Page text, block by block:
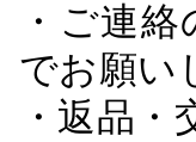
・ご連
でお願い
・返品